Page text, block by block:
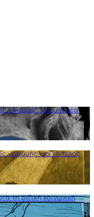
γραμμής για μια νέα
γραμμής για το τέλος
τη ριζική κοινωνική